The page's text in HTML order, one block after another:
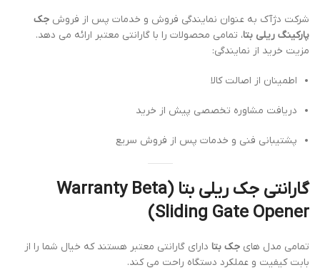
شرکت دژآک به عنوان نمایندگی فروش و خدمات پس از فروش جک
پارکینگ ریلی بتا، تمامی محصولات را با گارانتی معتبر ارائه می دهد.
مزیت خرید از نمایندگی:
اطمینان از اصالت کالا
دریافت مشاوره تخصصی پیش از خرید
پشتیبانی فنی و خدمات پس از فروش سریع
گارانتی جک ریلی بتا (Warranty Beta
Sliding Gate Opener)
تمامی مدل های جک بتا دارای گارانتی معتبر هستند که خیال شما را از
بابت کیفیت و عملکرد دستگاه راحت می کند.